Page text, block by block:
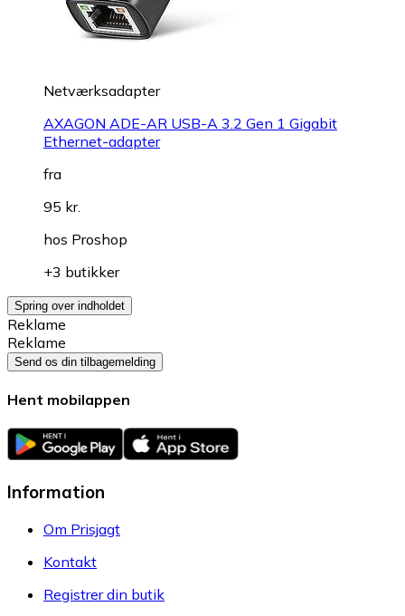
Netværksadapter
AXAGON ADE-AR USB-A 3.2 Gen 1 Gigabit
Ethernet-adapter
fra
95 kr.
hos Proshop
+3 butikker
Spring over indholdet
Reklame
Reklame
Send os din tilbagemelding
Hent mobilappen
Information
Om Prisjagt
Kontakt
Registrer din butik